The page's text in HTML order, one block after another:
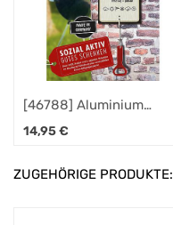
[46788] Aluminium
Schild Wetterstation Grill
14,95€
ZUGEHÖRIGE PRODUKTE: